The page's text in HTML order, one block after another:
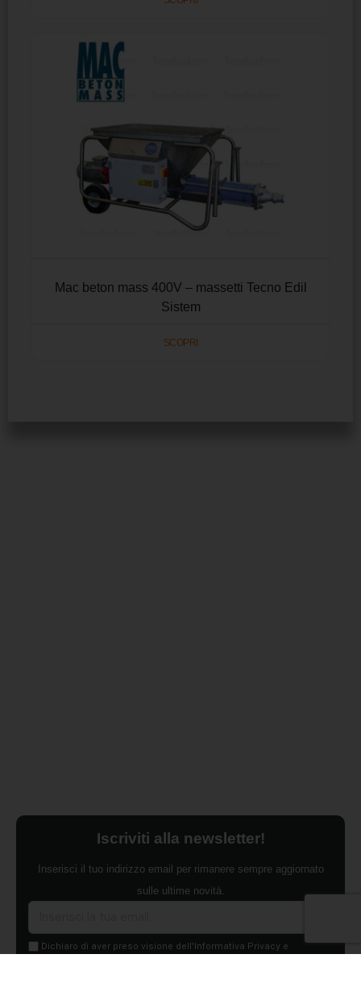
Mac beton mass 400V – massetti Tecno Edil
Sistem
SCOPRI
Iscriviti alla newsletter!
Inserisci il tuo indirizzo email per rimanere sempre aggiornato
sulle ultime novità.
Dichiaro di aver preso visione dell'Informativa Privacy e